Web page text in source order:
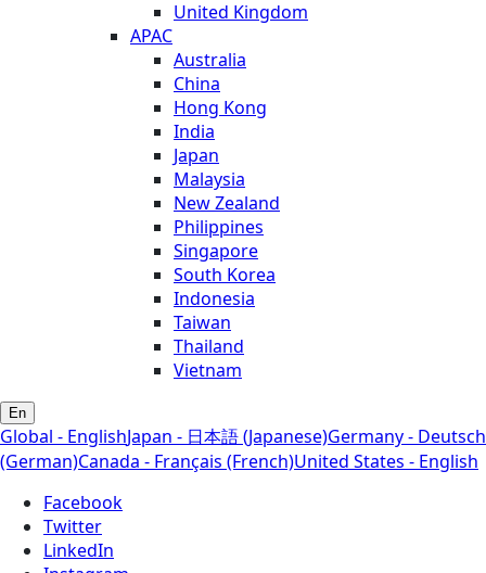
United Kingdom
APAC
Australia
China
Hong Kong
India
Japan
Malaysia
New Zealand
Philippines
Singapore
South Korea
Indonesia
Taiwan
Thailand
Vietnam
En
Global - EnglishJapan - 日本語 (Japanese)Germany - Deutsch
(German)Canada - Français (French)United States - English
Facebook
Twitter
LinkedIn